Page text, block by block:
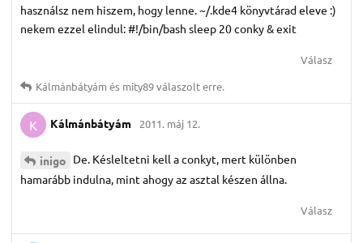
használsz nem hiszem, hogy lenne. ~/.kde4 könyvtárad eleve :)
nekem ezzel elindul: #!/bin/bash sleep 20 conky & exit
Válasz
Kálmánbátyámés mity89válaszolt erre.
K Kálmánbátyám 2011. máj 12.
inigo De. Késleltetni kell a conkyt, mert különben
hamarább indulna, mint ahogy az asztal készen állna.
Válasz